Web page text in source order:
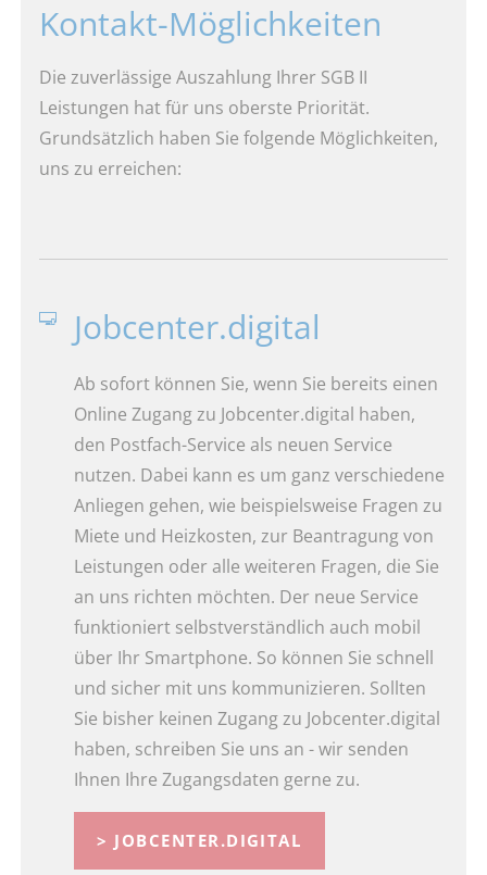
Kontakt-Möglichkeiten
Die zuverlässige Auszahlung Ihrer SGB II
Leistungen hat für uns oberste Priorität.
Grundsätzlich haben Sie folgende Möglichkeiten,
uns zu erreichen:
Jobcenter.digital
Ab sofort können Sie, wenn Sie bereits einen
Online Zugang zu Jobcenter.digital haben,
den Postfach-Service als neuen Service
nutzen. Dabei kann es um ganz verschiedene
Anliegen gehen, wie beispielsweise Fragen zu
Miete und Heizkosten, zur Beantragung von
Leistungen oder alle weiteren Fragen, die Sie
an uns richten möchten. Der neue Service
funktioniert selbstverständlich auch mobil
über Ihr Smartphone. So können Sie schnell
und sicher mit uns kommunizieren. Sollten
Sie bisher keinen Zugang zu Jobcenter.digital
haben, schreiben Sie uns an - wir senden
Ihnen Ihre Zugangsdaten gerne zu.
> JOBCENTER.DIGITAL